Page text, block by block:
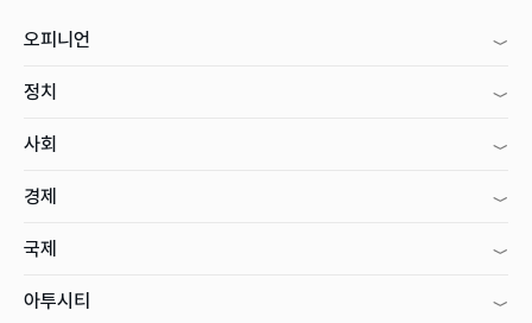
오피니언
정치
사회
경제
국제
아투시티